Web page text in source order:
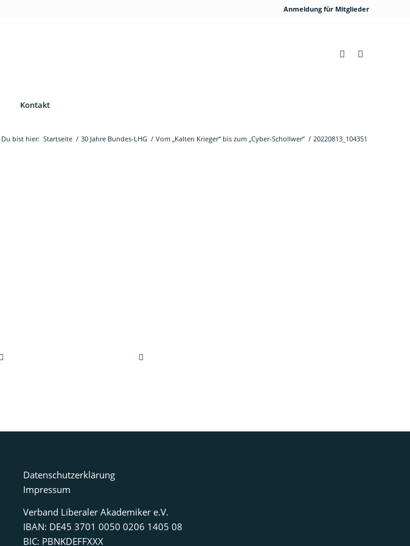
Anmeldung für Mitglieder
Kontakt
Du bist hier: Startseite / 30 Jahre Bundes-LHG / Vom „Kalten Krieger“ bis zum „Cyber-Schollwer“ / 20220813_104351
Datenschutzerklärung
Impressum
Verband Liberaler Akademiker e.V.
IBAN: DE45 3701 0050 0206 1405 08
BIC: PBNKDEFFXXX